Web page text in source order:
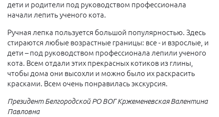
дети и родители под руководством профессионала
начали лепить ученого кота.
Ручная лепка пользуется большой популярностью. Здесь
стираются любые возрастные границы: все - и взрослые, и
дети – под руководством профессионала лепили ученого
кота. Всем отдали этих прекрасных котиков из глины,
чтобы дома они высохли и можно было их раскрасить
красками. Всем очень понравилась экскурсия.
Президент Белгородской РО ВОГ Кржеменевская Валентина
Павловна